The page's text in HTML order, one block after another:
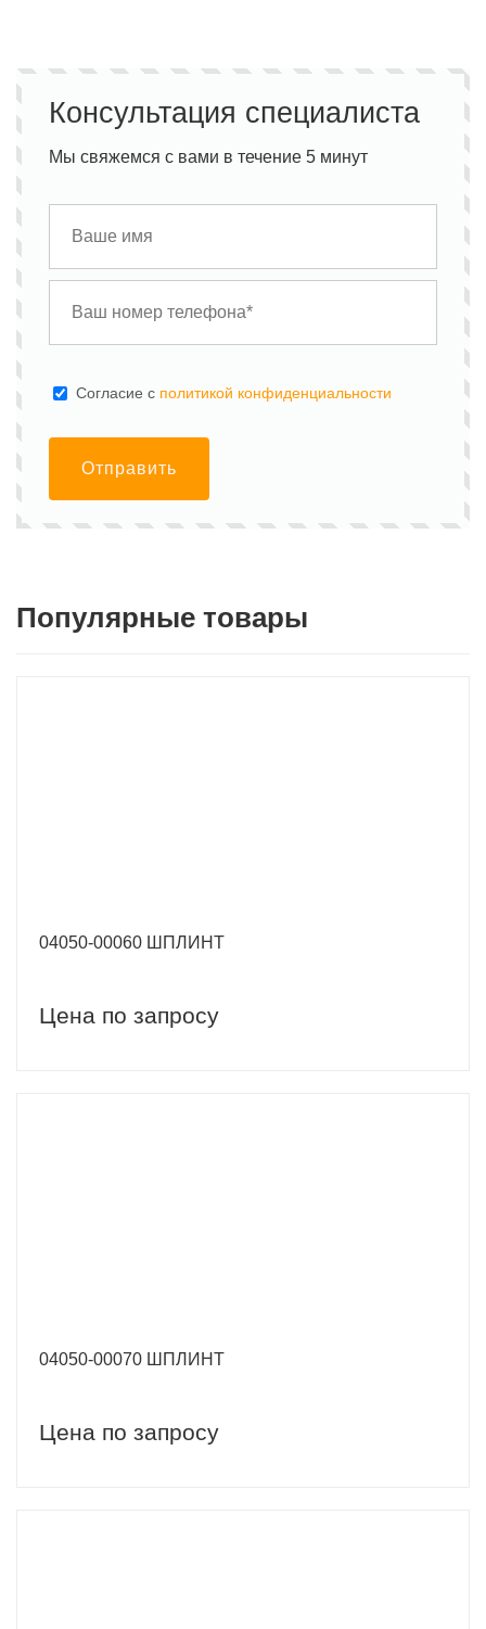
Консультация специалиста
Мы свяжемся с вами в течение 5 минут
Cогласие с политикой конфиденциальности
Отправить
Популярные товары
04050-00060 ШПЛИНТ
Цена по запросу
04050-00070 ШПЛИНТ
Цена по запросу